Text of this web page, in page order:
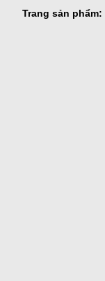
Trang sản phẩm: